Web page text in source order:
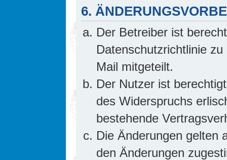
6.
Der Betreiber ist
Datenschutzrichtlinie
Mail mitgeteilt.
Der Nutzer ist
des Widerspruchs
bestehende
Die Änderungen gelten
den Änderungen